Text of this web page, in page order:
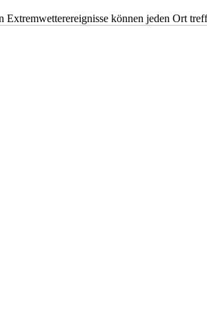
Extremwetterereignisse können jeden Ort